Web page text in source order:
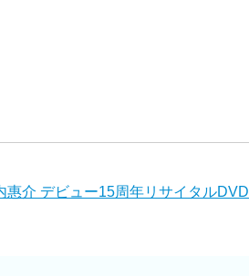
惠介 デビュー15周年リサイタルDVD